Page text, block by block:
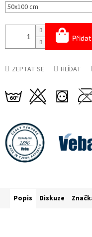
ZEPTAT SE HLÍDAT
Popis Diskuze